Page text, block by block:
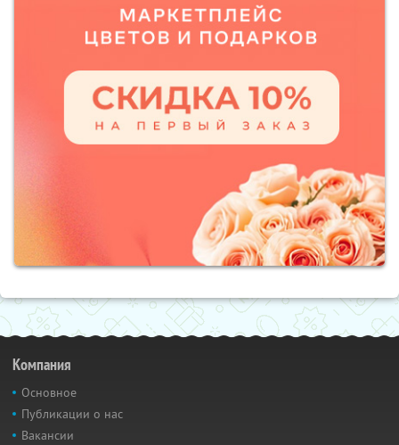
Компания
Основное
Публикации о нас
Вакансии